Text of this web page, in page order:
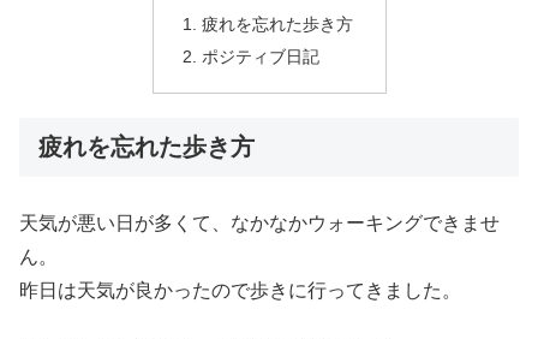
疲れを忘れた歩き方
ポジティブ日記
疲れを忘れた歩き方
天気が悪い日が多くて、なかなかウォーキングできませ
ん。
昨日は天気が良かったので歩きに行ってきました。